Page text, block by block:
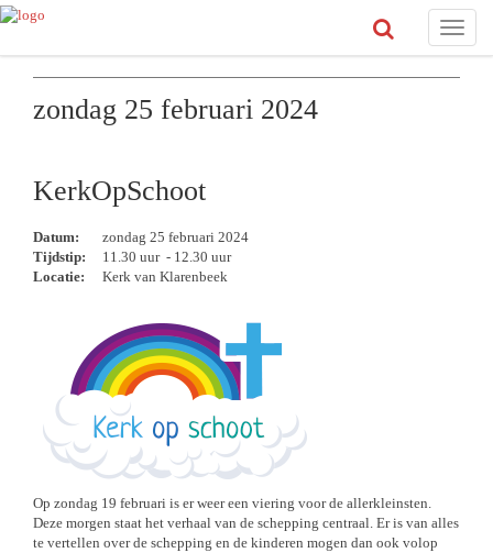
Toggle
zondag 25 februari 2024
KerkOpSchoot
Datum:
zondag 25 februari 2024
Tijdstip:
11.30 uur - 12.30 uur
Locatie:
Kerk van Klarenbeek
Op zondag 19 februari is er weer een viering voor de allerkleinsten.
Deze morgen staat het verhaal van de schepping centraal. Er is van alles
te vertellen over de schepping en de kinderen mogen dan ook volop